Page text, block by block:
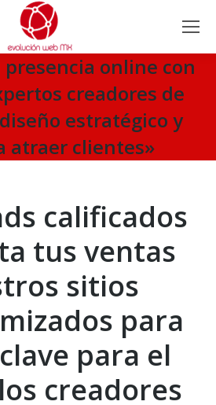
online con
creadores de
estratégico y
atraer clientes»
calificados
tus ventas
sitios
para
clave para el
creadores